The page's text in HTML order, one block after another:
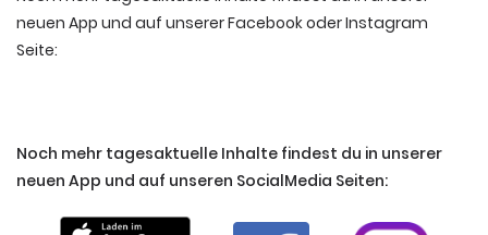
neuen App und auf unserer Facebook oder Instagram
Seite:
Noch mehr tagesaktuelle Inhalte findest du in unserer
neuen App und auf unseren SocialMedia Seiten: